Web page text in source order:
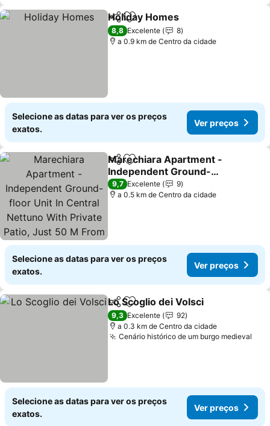
PartilharAdicionar aos favoritos
Holiday Homes
8,8 Excelente
8
a 0.9 km de Centro da cidade
Selecione as datas para ver os preços
exatos.
Ver preços
PartilharAdicionar aos favoritos
Marechiara Apartment -
Independent Ground-
floor Unit In Central
Nettuno With Private
Ver preços
9,7 Excelente
9
a 0.5 km de Centro da cidade
Selecione as datas para ver os preços
exatos.
Ver preços
PartilharAdicionar aos favoritos
Lo Scoglio dei Volsci
9,3 Excelente
92
a 0.3 km de Centro da cidade
Cenário histórico de um burgo medieval
Selecione as datas para ver os preços
exatos.
Ver preços